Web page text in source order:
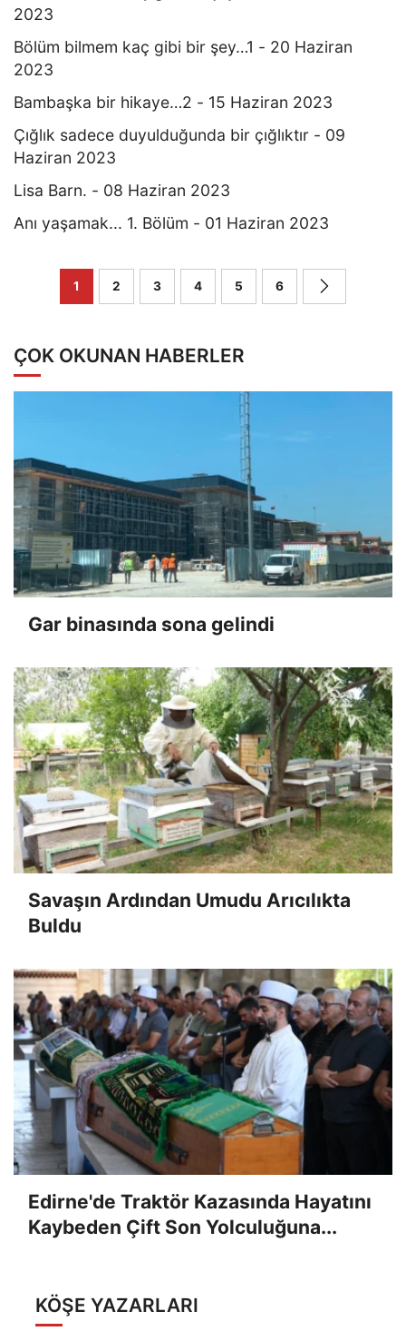
2023
Bölüm bilmem kaç gibi bir şey…1 - 20 Haziran
2023
Bambaşka bir hikaye…2 - 15 Haziran 2023
Çığlık sadece duyulduğunda bir çığlıktır - 09
Haziran 2023
Lisa Barn. - 08 Haziran 2023
Anı yaşamak... 1. Bölüm - 01 Haziran 2023
1 2 3 4 5 6
ÇOK OKUNAN HABERLER
Gar binasında sona gelindi
Savaşın Ardından Umudu Arıcılıkta
Buldu
Edirne'de Traktör Kazasında Hayatını
Kaybeden Çift Son Yolculuğuna...
KÖŞE YAZARLARI